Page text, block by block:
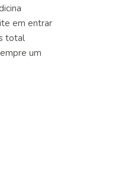
em entrar
total
um